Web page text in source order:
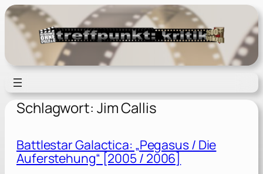
Zum
Inhalt
springen
Schlagwort: Jim Callis
Battlestar Galactica: „Pegasus / Die
Auferstehung“ [2005 / 2006]